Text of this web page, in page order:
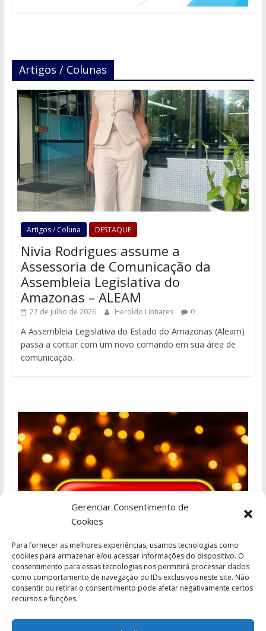
Gerenciar Consentimento de
Cookies
Para fornecer as melhores experiências, usamos tecnologias como
cookies para armazenar e/ou acessar informações do dispositivo. O
consentimento para essas tecnologias nos permitirá processar dados
como comportamento de navegação ou IDs exclusivos neste site. Não
consentir ou retirar o consentimento pode afetar negativamente certos
recursos e funções.
Artigos / Colunas
Artigos / Coluna DESTAQUE
Nivia Rodrigues assume a
Assessoria de Comunicação da
Assembleia Legislativa do
Amazonas – ALEAM
27 de julho de 2026 Heroldo Linhares 0
A Assembleia Legislativa do Estado do Amazonas (Aleam)
passa a contar com um novo comando em sua área de
comunicação.